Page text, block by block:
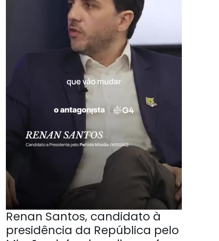
Renan Santos, candidato à
presidência da República pelo